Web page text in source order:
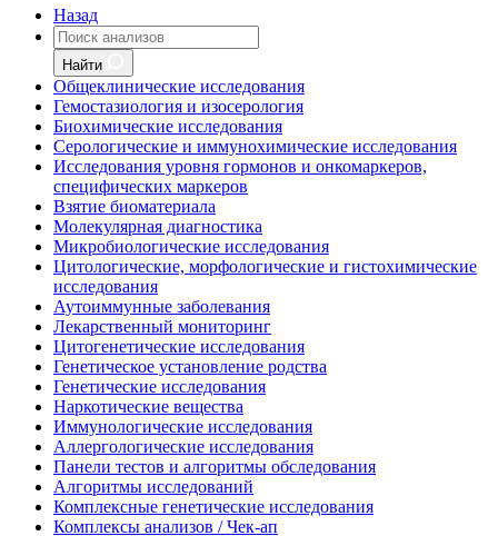
Назад
Найти
Общеклинические исследования
Гемостазиология и изосерология
Биохимические исследования
Серологические и иммунохимические исследования
Исследования уровня гормонов и онкомаркеров,
специфических маркеров
Взятие биоматериала
Молекулярная диагностика
Микробиологические исследования
Цитологические, морфологические и гистохимические
исследования
Аутоиммунные заболевания
Лекарственный мониторинг
Цитогенетические исследования
Генетическое установление родства
Генетические исследования
Наркотические вещества
Иммунологические исследования
Аллергологические исследования
Панели тестов и алгоритмы обследования
Алгоритмы исследований
Комплексные генетические исследования
Комплексы анализов / Чек-ап